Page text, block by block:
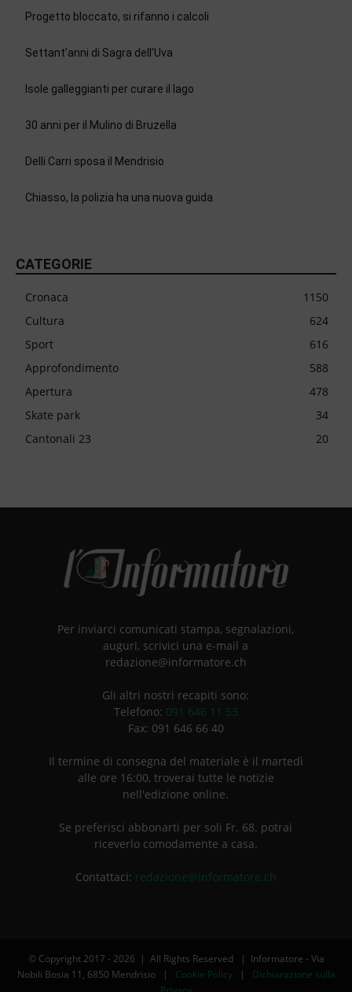
Progetto bloccato, si rifanno i calcoli
Settant’anni di Sagra dell’Uva
Isole galleggianti per curare il lago
30 anni per il Mulino di Bruzella
Delli Carri sposa il Mendrisio
Chiasso, la polizia ha una nuova guida
CATEGORIE
Cronaca
1150
Cultura
624
Sport
616
Approfondimento
588
Apertura
478
Skate park
34
Cantonali 23
20
Per inviarci comunicati stampa, segnalazioni,
auguri, scrivici una e-mail a
redazione@informatore.ch
Gli altri nostri recapiti sono:
Telefono: 091 646 11 53
Fax: 091 646 66 40
Il termine di consegna del materiale è il martedì
alle ore 16:00, troverai tutte le notizie
nell'edizione online.
Se preferisci abbonarti per soli Fr. 68. potrai
riceverlo comodamente a casa.
Contattaci: redazione@informatore.ch
© Copyright 2017 - 2026 | All Rights Reserved | Informatore - Via
Nobili Bosia 11, 6850 Mendrisio | Cookie Policy| Dichiarazione sulla